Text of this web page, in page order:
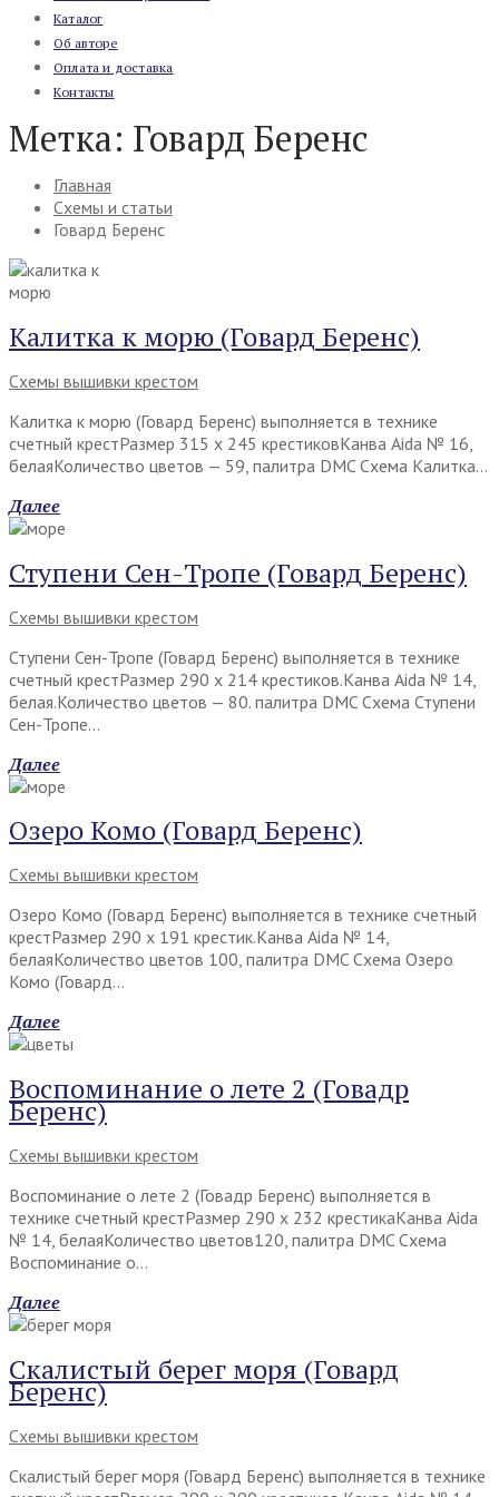
Каталог
Об авторе
Оплата и доставка
Контакты
Метка: Говард Беренс
Главная
Схемы и статьи
Говард Беренс
Калитка к морю (Говард Беренс)
Схемы вышивки крестом
Калитка к морю (Говард Беренс) выполняется в технике
счетный крестРазмер 315 х 245 крестиковКанва Aida № 16,
белаяКоличество цветов — 59, палитра DMC Схема Калитка…
Далее
Ступени Сен-Тропе (Говард Беренс)
Схемы вышивки крестом
Ступени Сен-Тропе (Говард Беренс) выполняется в технике
счетный крестРазмер 290 х 214 крестиков.Канва Aida № 14,
белая.Количество цветов — 80. палитра DMC Схема Ступени
Сен-Тропе…
Далее
Озеро Комо (Говард Беренс)
Схемы вышивки крестом
Озеро Комо (Говард Беренс) выполняется в технике счетный
крестРазмер 290 х 191 крестик.Канва Aida № 14,
белаяКоличество цветов 100, палитра DMC Схема Озеро
Комо (Говард…
Далее
Воспоминание о лете 2 (Говадр
Беренс)
Схемы вышивки крестом
Воспоминание о лете 2 (Говадр Беренс) выполняется в
технике счетный крестРазмер 290 х 232 крестикаКанва Aida
№ 14, белаяКоличество цветов120, палитра DMC Схема
Воспоминание о…
Далее
Скалистый берег моря (Говард
Беренс)
Схемы вышивки крестом
Скалистый берег моря (Говард Беренс) выполняется в технике